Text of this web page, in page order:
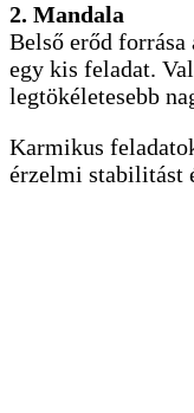
2. Mandala
Belső erőd forrása
egy kis feladat.
legtökéletesebb
Karmikus
érzelmi stabilitást